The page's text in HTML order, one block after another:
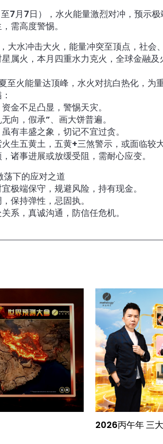
7月7日），水火能量激烈对冲，预示
需高度警惕。
大水冲击大火，能量冲突至顶点，社会
属火，本月四重水力克火，全球金融
至火能量达顶峰，水火对抗白热化，为
金不足凸显，警惕天灾。
向，假承”、画大饼普遍。
有丰盛之象，切记不宜过贪。
生五黄土，五黄+三煞警示，或面临较大
诸事进展或放缓受阻，需耐心应变。
荡下的应对之道
极端保守，规避风险，持有现金。
保持弹性，忌固执。
系，真诚沟通，防信任危机。
2026丙午年 三